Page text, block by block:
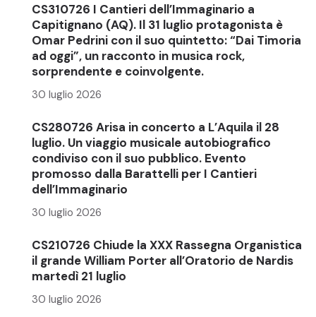
CS310726 I Cantieri dell’Immaginario a
Capitignano (AQ). Il 31 luglio protagonista è
Omar Pedrini con il suo quintetto: “Dai Timoria
ad oggi”, un racconto in musica rock,
sorprendente e coinvolgente.
30 luglio 2026
CS280726 Arisa in concerto a L’Aquila il 28
luglio. Un viaggio musicale autobiografico
condiviso con il suo pubblico. Evento
promosso dalla Barattelli per I Cantieri
dell’Immaginario
30 luglio 2026
CS210726 Chiude la XXX Rassegna Organistica
il grande William Porter all’Oratorio de Nardis
martedì 21 luglio
30 luglio 2026